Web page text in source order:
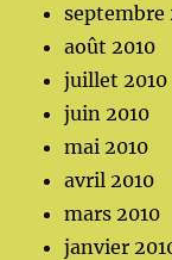
septembre
août 2010
juillet 2010
juin 2010
mai 2010
avril 2010
mars 2010
janvier